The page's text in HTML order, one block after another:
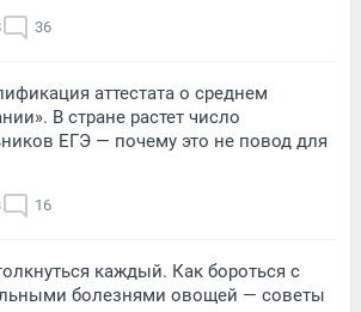
36
аттестата о среднем
В стране растет число
ЕГЭ — почему это не повод для
16
каждый. Как бороться с
болезнями овощей — советы